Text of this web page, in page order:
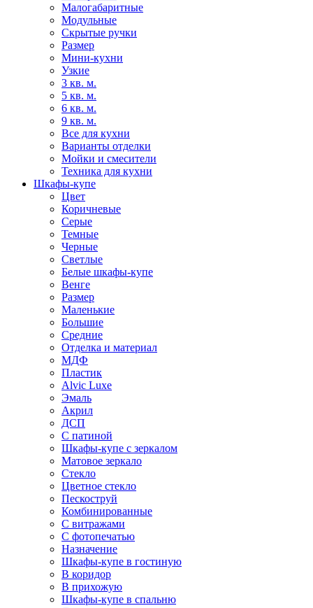
Малогабаритные
Модульные
Скрытые ручки
Размер
Мини-кухни
Узкие
3 кв. м.
5 кв. м.
6 кв. м.
9 кв. м.
Все для кухни
Варианты отделки
Мойки и смесители
Техника для кухни
Шкафы-купе
Цвет
Коричневые
Серые
Темные
Черные
Светлые
Белые шкафы-купе
Венге
Размер
Маленькие
Большие
Средние
Отделка и материал
МДФ
Пластик
Alvic Luxe
Эмаль
Акрил
ДСП
С патиной
Шкафы-купе с зеркалом
Матовое зеркало
Стекло
Цветное стекло
Пескоструй
Комбинированные
С витражами
С фотопечатью
Назначение
Шкафы-купе в гостиную
В коридор
В прихожую
Шкафы-купе в спальню